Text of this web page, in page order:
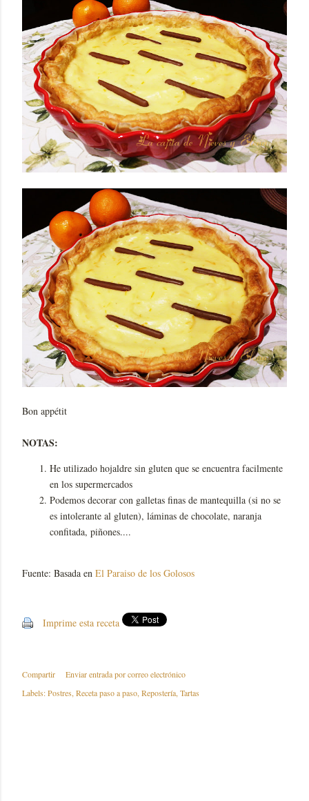
Bon appétit
NOTAS:
He utilizado hojaldre sin gluten que se encuentra facilmente
en los supermercados
Podemos decorar con galletas finas de mantequilla (si no se
es intolerante al gluten), láminas de chocolate, naranja
confitada, piñones....
Fuente: Basada en El Paraiso de los Golosos
Imprime esta receta
Compartir
Enviar entrada por correo electrónico
Labels:Postres Receta paso a paso Repostería Tartas